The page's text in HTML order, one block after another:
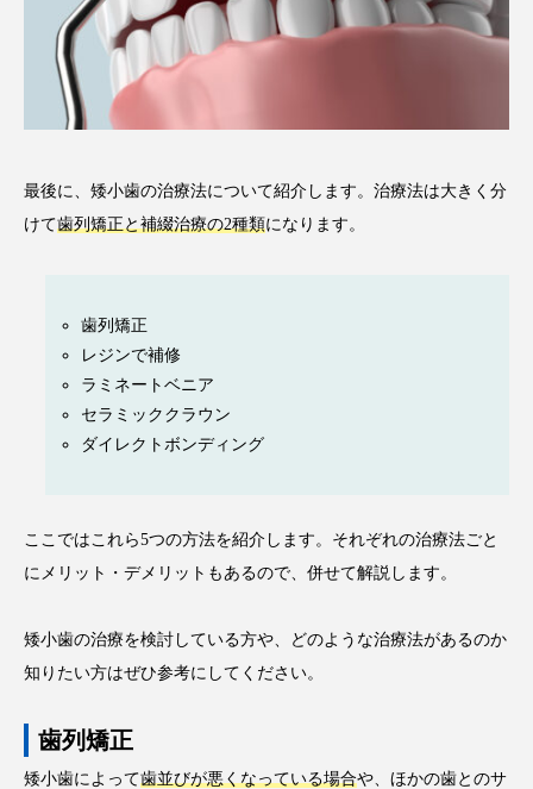
最後に、矮小歯の治療法について紹介します。治療法は大きく分
けて歯列矯正と補綴治療の2種類になります。
歯列矯正
レジンで補修
ラミネートベニア
セラミッククラウン
ダイレクトボンディング
ここではこれら5つの方法を紹介します。それぞれの治療法ごと
にメリット・デメリットもあるので、併せて解説します。
矮小歯の治療を検討している方や、どのような治療法があるのか
知りたい方はぜひ参考にしてください。
歯列矯正
矮小歯によって歯並びが悪くなっている場合や、ほかの歯とのサ